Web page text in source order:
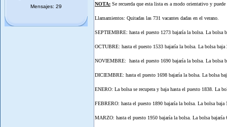
Mensajes: 29
NOTA: Se recuerda que esta lista es a modo orientativo y
Llamamientos: Quitadas las 731 vacantes dadas en el verano.
SEPTIEMBRE: hasta el puesto 1273 bajaría la bolsa. La bolsa
OCTUBRE: hasta el puesto 1533 bajaría la bolsa. La bolsa baja
NOVIEMBRE: hasta el puesto 1690 bajaría la bolsa. La bolsa
DICIEMBRE: hasta el puesto 1698 bajaría la bolsa. La bolsa
ENERO: La bolsa se recupera y baja hasta el puesto 1838. La
FEBRERO: hasta el puesto 1890 bajaría la bolsa. La bolsa baja
MARZO: hasta el puesto 1950 bajaría la bolsa. La bolsa bajaría